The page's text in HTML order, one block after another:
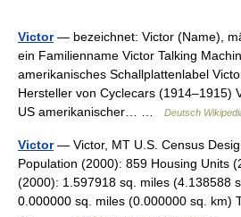
Victor— bezeichnet: Victor (Name),
ein Familienname Victor Talking
amerikanisches Schallplattenlabel
Hersteller von Cyclecars (1914–1915)
US amerikanischer… …
Deutsch
Victor— Victor, MT U.S. Census
Population (2000): 859 Housing Units
(2000): 1.597918 sq. miles (4.138588
0.000000 sq. miles (0.000000 sq. km)